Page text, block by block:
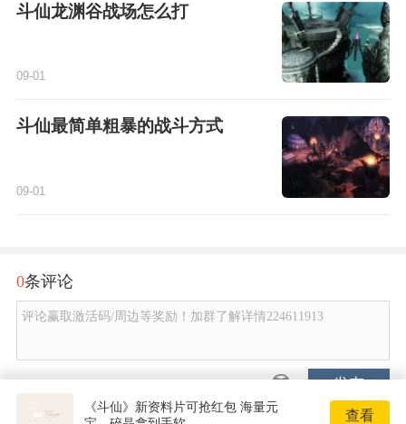
斗仙龙渊谷战场怎么打
09-01
斗仙最简单粗暴的战斗方式
09-01
0条评论
评论赢取激活码/周边等奖励！加群了解详情224611913
发布
《斗仙》新资料片可抢红包 海量元
查看